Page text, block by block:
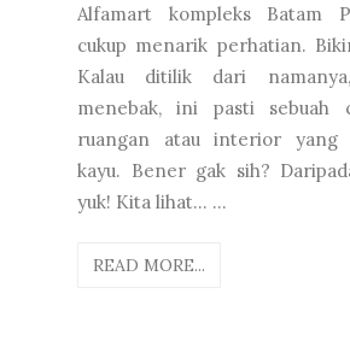
Alfamart kompleks Batam
cukup menarik perhatian.
Kalau ditilik dari
menebak, ini pasti sebuah
ruangan atau interior yang
kayu. Bener gak sih?
yuk! Kita lihat... ...
READ MORE...